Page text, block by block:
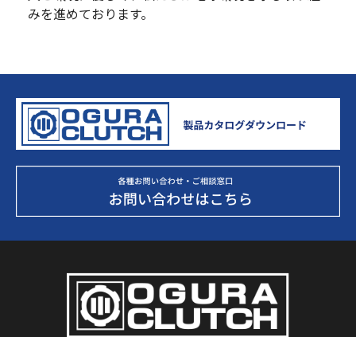
みを進めております。